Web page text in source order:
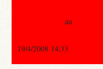
au
19/4/2008 14:33